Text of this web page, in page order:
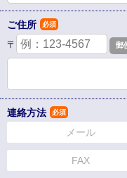
ご住所 必須
〒
連絡方法 必須
メール
FAX